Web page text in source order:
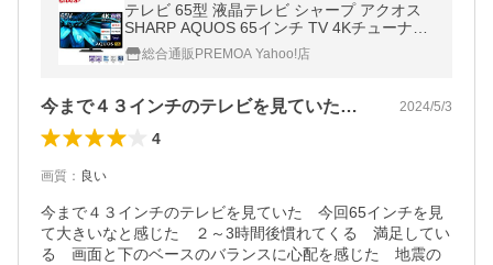
テレビ 65型 液晶テレビ シャープ アクオス
SHARP AQUOS 65インチ TV 4Kチューナー
内蔵 4T-C65EL1 4K対応 BS・CS
総合通販PREMOA Yahoo!店
今まで４３インチのテレビを見ていた今回… 2024/5/3
4
画質 ： 良い
今まで４３インチのテレビを見ていた　今回65インチを見
て大きいなと感じた　２～3時間後慣れてくる　満足してい
る　画面と下のベースのバランスに心配を感じた　地震の